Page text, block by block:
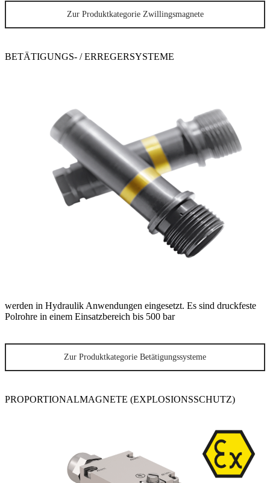
Zur Produktkategorie Zwillingsmagnete
BETÄTIGUNGS- / ERREGERSYSTEME
werden in Hydraulik Anwendungen eingesetzt. Es sind druckfeste
Polrohre in einem Einsatzbereich bis 500 bar
Zur Produktkategorie Betätigungssysteme
PROPORTIONALMAGNETE (EXPLOSIONSSCHUTZ)